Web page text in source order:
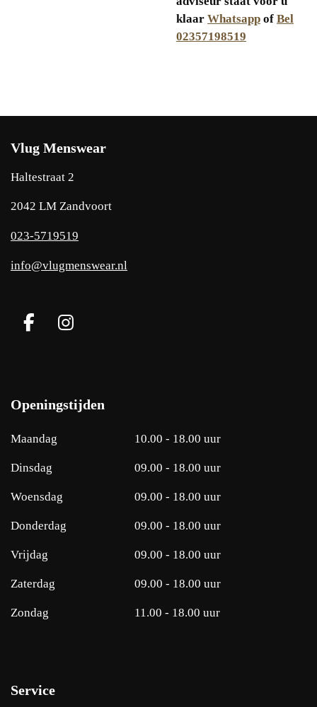
klaar Whatsapp of Bel
02357198519
Vlug Menswear
Haltestraat 2
2042 LM Zandvoort
023-5719519
info@vlugmenswear.nl
F
I
a
Openingstijden
Maandag 10.00 - 18.00 uur
Dinsdag 09.00 - 18.00 uur
Woensdag 09.00 - 18.00 uur
Donderdag 09.00 - 18.00 uur
Vrijdag 09.00 - 18.00 uur
Zaterdag 09.00 - 18.00 uur
Zondag 11.00 - 18.00 uur
Service